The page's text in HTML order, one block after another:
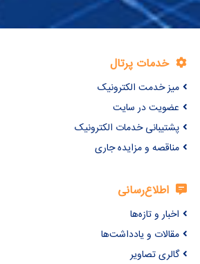
خدمات پرتال
میز خدمت الکترونیک
عضویت در سایت
پشتیبانی خدمات الکترونیک
مناقصه و مزایده جاری
اطلاع‌رسانی
اخبار و تازه‌ها
مقالات و یادداشت‌ها
گالری تصاویر